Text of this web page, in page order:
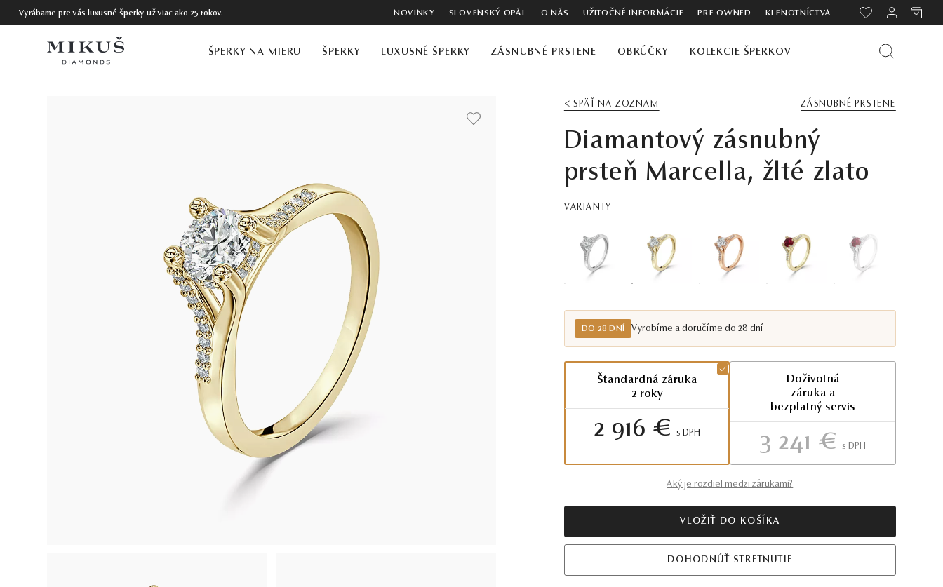
Vyrábame pre vás luxusné šperky už viac ako 25 rokov. NOVINKY SLOVENSKÝ OPÁL O NÁS UŽITOČNÉ INFORMÁCIE PRE OWNED KLENOTNÍCTVA
ŠPERKY NA MIERU ŠPERKY LUXUSNÉ ŠPERKY ZÁSNUBNÉ PRSTENE OBRÚČKY KOLEKCIE ŠPERKOV
< SPÄŤ NA ZOZNAM ZÁSNUBNÉ PRSTENE
Diamantový zásnubný
prsteň Marcella, žlté zlato
VARIANTY
DO 28 DNÍ Vyrobíme a doručíme do 28 dní
Štandardná záruka
2 roky
2 916 € S DPH
Doživotná
záruka a
bezplatný servis
3 241 € S DPH
Aký je rozdiel medzi zárukami?
VLOŽIŤ DO KOŠÍKA
DOHODNÚŤ STRETNUTIE